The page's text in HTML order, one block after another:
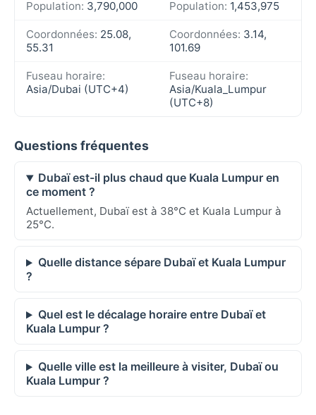
Population: 3,790,000 Population: 1,453,975
Coordonnées: 25.08,
55.31
Coordonnées: 3.14,
101.69
Fuseau horaire:
Asia/Dubai (UTC+4)
Fuseau horaire:
Asia/Kuala_Lumpur
(UTC+8)
Questions fréquentes
Dubaï est-il plus chaud que Kuala Lumpur en
ce moment ?
Actuellement, Dubaï est à 38°C et Kuala Lumpur à
25°C.
Quelle distance sépare Dubaï et Kuala Lumpur
?
Quel est le décalage horaire entre Dubaï et
Kuala Lumpur ?
Quelle ville est la meilleure à visiter, Dubaï ou
Kuala Lumpur ?